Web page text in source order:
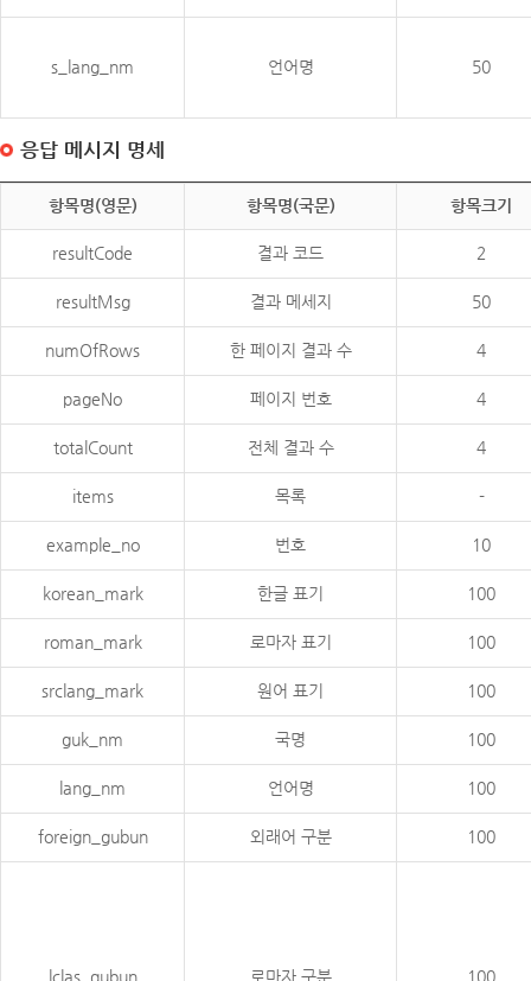
s_lang_nm 언어명 50
응답 메시지 명세
항목명(영문) 항목명(국문) 항목크기
resultCode 결과 코드 2
resultMsg 결과 메세지 50
numOfRows 한 페이지 결과 수 4
pageNo 페이지 번호 4
totalCount 전체 결과 수 4
items 목록 -
example_no 번호 10
korean_mark 한글 표기 100
roman_mark 로마자 표기 100
srclang_mark 원어 표기 100
guk_nm 국명 100
lang_nm 언어명 100
foreign_gubun 외래어 구분 100
lclas_gubun 로마자 구분 100